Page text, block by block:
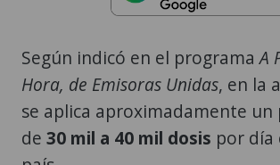
Según indicó en el programaA
Hora, de Emisoras Unidas, en la
se aplica aproximadamente
de 30 mil a 40 mil dosis por día